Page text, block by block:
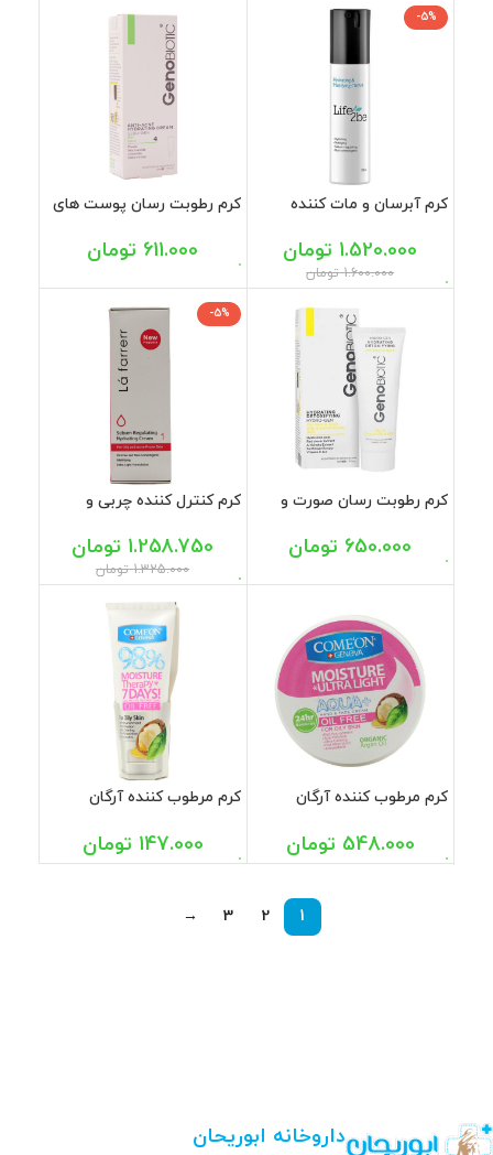
-5%
کرم آبرسان و مات کننده
1.600.000 تومان
1.520.000 تومان
کرم رطوبت رسان پوست های
611.000 تومان
کرم رطوبت رسان صورت و
ژنوبایوتیک 50 میل
650.000 تومان
-5%
کرم کنترل کننده چربی و
دارای آکنه لافارر 75 میل
1.325.000 تومان
1.258.750 تومان
کرم مرطوب کننده آرگان
548.000 تومان
کرم مرطوب کننده آرگان
147.000 تومان
1
2
3
→
داروخانه ابوریحان